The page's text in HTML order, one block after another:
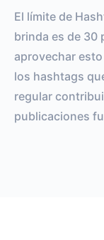
El límite de
brinda es de 30
aprovechar
los hashtags
regular
publicaciones